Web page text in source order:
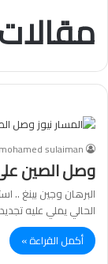
مقالات
mohamed sulaiman
وصل الصين
البرهان وجين بينغ ..
الحالي يملي عليه
أكمل القراءة »